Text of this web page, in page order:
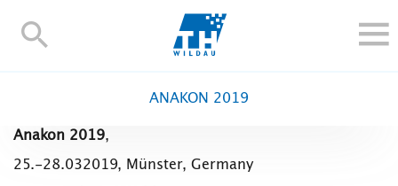
TH-
FORSCHUNG UND TRANSFER
ALUMNI
ANAKON 2019
Anakon 2019,
25.-28.032019, Münster, Germany